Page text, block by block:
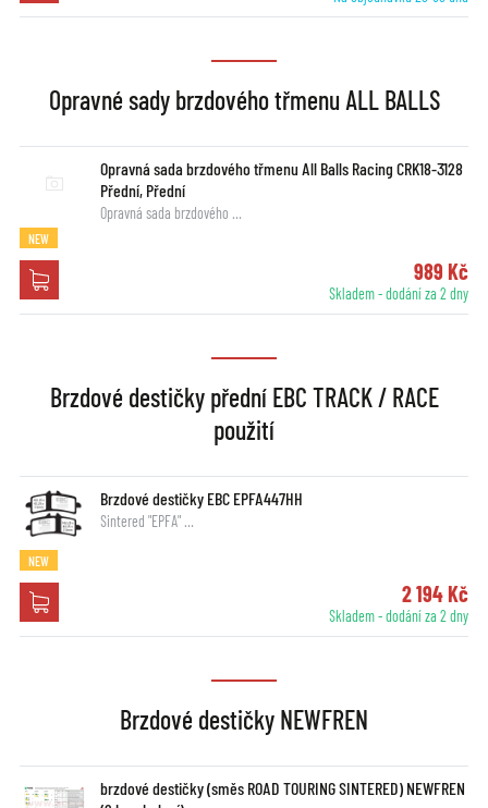
Opravné sady brzdového třmenu ALL BALLS
Opravná sada brzdového třmenu All Balls Racing CRK18-3128
Přední, Přední
Opravná sada brzdového …
NEW
989 Kč
Skladem - dodání za 2 dny
Brzdové destičky přední EBC TRACK / RACE
použití
Brzdové destičky EBC EPFA447HH
Sintered "EPFA" …
NEW
2 194 Kč
Skladem - dodání za 2 dny
Brzdové destičky NEWFREN
brzdové destičky (směs ROAD TOURING SINTERED) NEWFREN